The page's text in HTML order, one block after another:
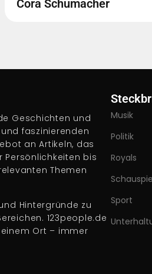
Cora Schumacher
Geschichten und
faszinierenden
an Artikeln, das
Persönlichkeiten bis
Themen
Hintergründe zu
123people.de
Ort – immer
Musik
Politik
Royals
Sport